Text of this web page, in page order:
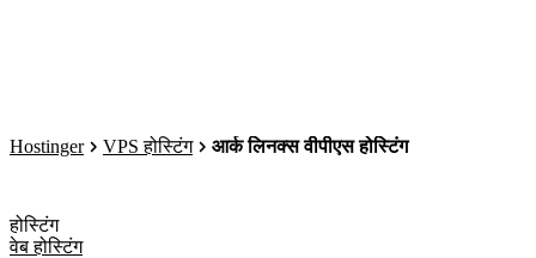
Hostinger VPS होस्टिंग आर्क लिनक्स वीपीएस होस्टिंग
होस्टिंग
वेब होस्टिंग